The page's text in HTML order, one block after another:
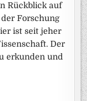
Rückblick auf
Forschung
ist seit jeher
Der
erkunden und